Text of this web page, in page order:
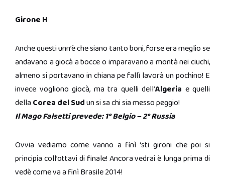
Girone H
Anche questi unn’è che siano tanto boni, forse era meglio se
andavano a giocà a bocce o imparavano a montà nei ciuchi,
almeno si portavano in chiana pe fallì lavorà un pochino! E
invece vogliono giocà, ma tra quelli dell’Algeria e quelli
della Corea del Sudun si sa chi sia messo peggio!
Il Mago Falsetti prevede: 1° Belgio – 2° Russia
Ovvia vediamo come vanno a finì ‘sti gironi che poi si
principia coll’ottavi di finale! Ancora vedrai è lunga prima di
vedè come va a finì Brasile 2014!